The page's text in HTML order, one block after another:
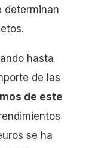
determinan
hasta
de las
de este
se ha